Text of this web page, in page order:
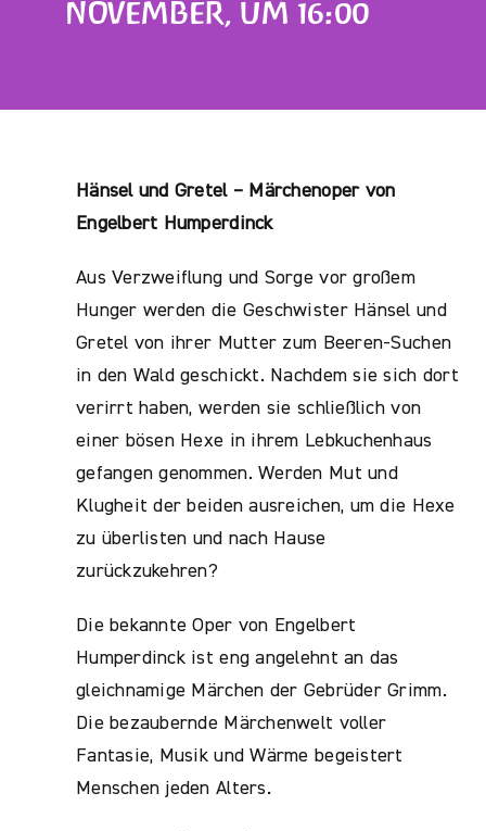
NOVEMBER, UM 16:00
Hänsel und Gretel – Märchenoper von
Engelbert Humperdinck
Aus Verzweiflung und Sorge vor großem
Hunger werden die Geschwister Hänsel und
Gretel von ihrer Mutter zum Beeren-Suchen
in den Wald geschickt. Nachdem sie sich dort
verirrt haben, werden sie schließlich von
einer bösen Hexe in ihrem Lebkuchenhaus
gefangen genommen. Werden Mut und
Klugheit der beiden ausreichen, um die Hexe
zu überlisten und nach Hause
zurückzukehren?
Die bekannte Oper von Engelbert
Humperdinck ist eng angelehnt an das
gleichnamige Märchen der Gebrüder Grimm.
Die bezaubernde Märchenwelt voller
Fantasie, Musik und Wärme begeistert
Menschen jeden Alters.